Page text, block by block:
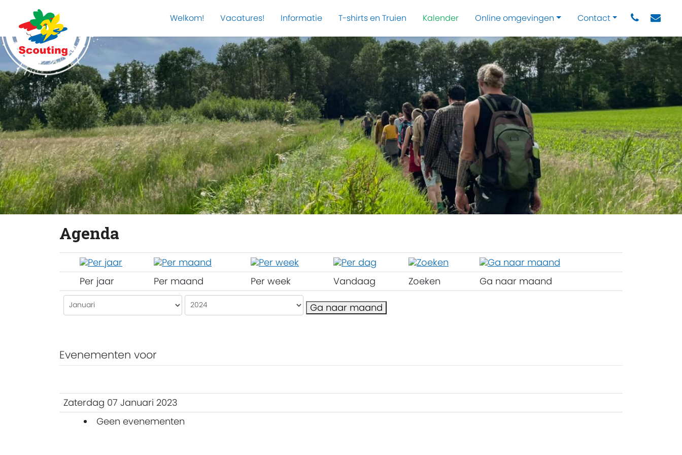
Welkom! Vacatures! Informatie T-shirts en Truien Kalender Online omgevingen Contact
Agenda
Per jaar Per maand Per week Vandaag Zoeken Ga naar maand
Ga naar maand
Evenementen voor
Zaterdag 07 Januari 2023
Geen evenementen